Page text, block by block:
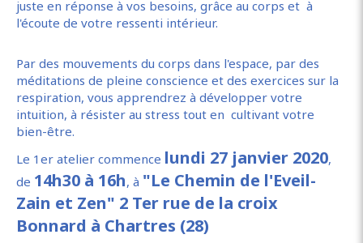
juste en réponse à vos besoins, grâce au corps et à
l'écoute de votre ressenti intérieur.
Par des mouvements du corps dans l'espace, par des
méditations de pleine conscience et des exercices sur la
respiration, vous apprendrez à développer votre
intuition, à résister au stress tout en cultivant votre
bien-être.
Le 1er atelier commence lundi 27 janvier 2020,
de 14h30 à 16h, à "Le Chemin de l'Eveil-
Zain et Zen" 2 Ter rue de la croix
Bonnard à Chartres (28)